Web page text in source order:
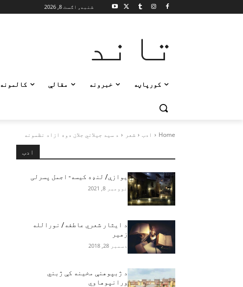
شنبه, اګست 8, 2026
تاند
کورپاڼه خبرونه مقالې کالمونه
Home ادب شعر د سید جیلاني جلان دوه ازاد نظمونه
ادب
یوازې/ لنډه کیسه- اجمل پسرلی
نوومبر 8, 2021
د ايثار شعري عاطفه/ نورالله
زهير‎
دسمبر 28, 2018
د ژبپوهنې مخینه کې ژبني
ورانپوهاوي